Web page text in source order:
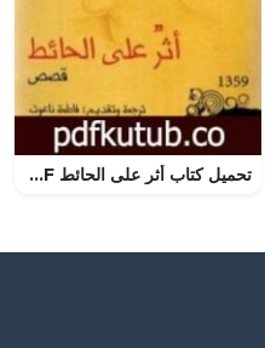
تحميل كتاب أثر على الحائط PDF تأليف فرجينيا وولف مجانا [كامل]